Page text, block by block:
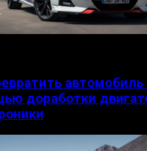
автомобиль
доработки